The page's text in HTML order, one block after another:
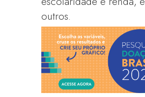
outros.